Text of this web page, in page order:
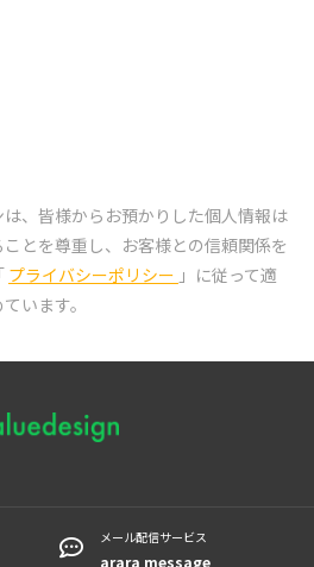
、皆様からお預かりした個人情報は
とを尊重し、 お客様との信頼関係を
プライバシーポリシー 」に従って適
います。
メール配信サービス
arara message